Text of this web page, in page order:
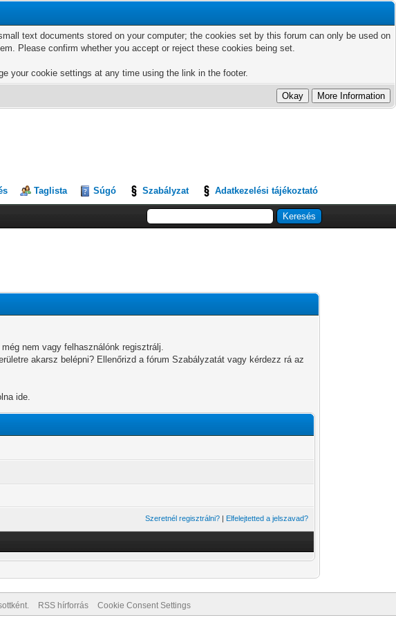
text documents stored on your computer; the cookies set by this forum can only be used on
Please confirm whether you accept or reject these cookies being set.
your cookie settings at any time using the link in the footer.
Taglista Súgó Szabályzat Adatkezelési tájékoztató
nem vagy felhasználónk regisztrálj.
akarsz belépni? Ellenőrizd a fórum Szabályzatát vagy kérdezz rá az
ide.
Szeretnél regisztrálni? | Elfelejtetted a jelszavad?
RSS hírforrás Cookie Consent Settings